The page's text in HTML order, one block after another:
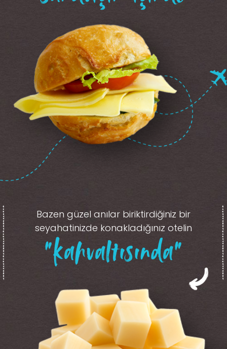
Bazen güzel anılar biriktirdiğiniz bir
seyahatinizde konakladığınız otelin
“kahvaltısında”